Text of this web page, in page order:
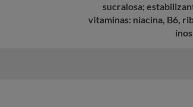
sucralosa;
vitaminas: niacina, B6,